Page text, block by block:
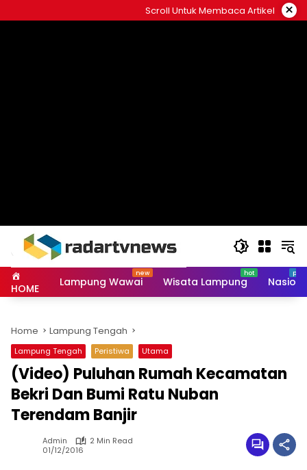
to
Scroll Untuk Membaca Artikel ×
HOME Lampung Wawai Wisata Lampung
Home Lampung Tengah
Lampung Tengah Peristiwa Utama
(Video) Puluhan Rumah Kecamatan
Bekri Dan Bumi Ratu Nuban
Terendam Banjir
Admin
2 Min Read
01/12/2016